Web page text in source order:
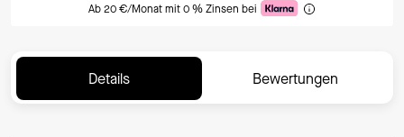
Ab 20 €/Monat mit 0 % Zinsen bei
Details Bewertungen